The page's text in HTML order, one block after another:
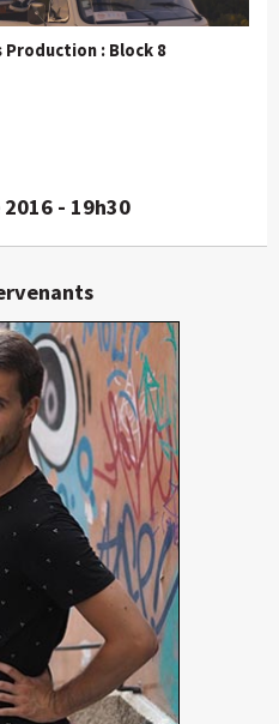
Production : Block 8
- 19h30